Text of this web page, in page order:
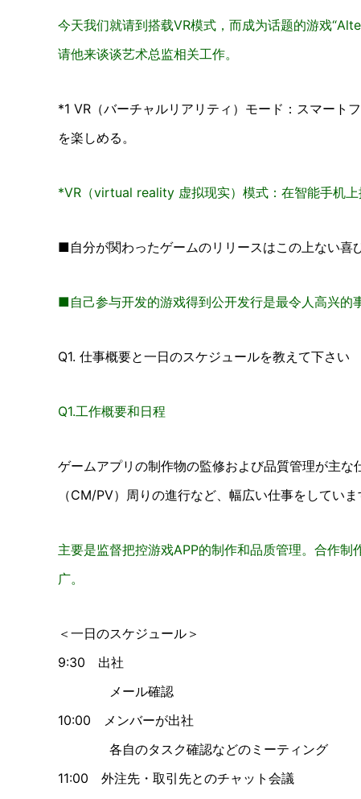
今天我们就请到搭载VR模式，而成为话题的游戏
请他来谈谈艺术总监相关工作。
*1 VR（バーチャルリアリティ）モード：スマート
を楽しめる。
*VR（virtual reality 虚拟现实）模式：在智能手机上
■自分が関わったゲームのリリースはこの上ない喜
■自己参与开发的游戏得到公开发行是最令人高兴的
Q1. 仕事概要と一日のスケジュールを教えて下さい
Q1.工作概要和日程
ゲームアプリの制作物の監修および品質管理が主
（CM/PV）周りの進行など、幅広い仕事をしていま
主要是监督把控游戏APP的制作和品质管理。合作
广。
＜一日のスケジュール＞
9:30 出社
メール確認
10:00 メンバーが出社
各自のタスク確認などのミーティング
11:00 外注先・取引先とのチャット会議